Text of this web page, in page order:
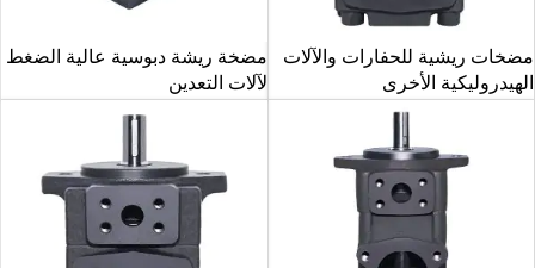
مضخات ريشية للحفارات والآلات
الهيدروليكية الأخرى
مضخة ريشة دبوسية عالية الضغط
لآلات التعدين